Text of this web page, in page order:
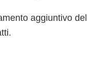
aggiuntivo